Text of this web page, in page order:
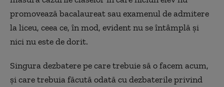
promovează bacalaureat sau examenul de admitere
la liceu, ceea ce, în mod, evident nu se întâmplă și
nici nu este de dorit.
Singura dezbatere pe care trebuie să o facem acum,
și care trebuia făcută odată cu dezbaterile privind